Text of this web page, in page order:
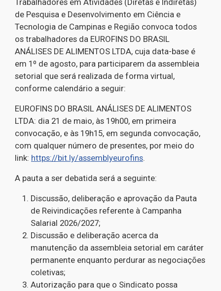
de Pesquisa e Desenvolvimento em Ciência e
Tecnologia de Campinas e Região convoca todos
os trabalhadores da EUROFINS DO BRASIL
ANÁLISES DE ALIMENTOS LTDA, cuja data-base é
em 1º de agosto, para participarem da assembleia
setorial que será realizada de forma virtual,
conforme calendário a seguir:
EUROFINS DO BRASIL ANÁLISES DE ALIMENTOS
LTDA: dia 21 de maio, às 19h00, em primeira
convocação, e às 19h15, em segunda convocação,
com qualquer número de presentes, por meio do
link: https://bit.ly/assemblyeurofins.
A pauta a ser debatida será a seguinte:
Discussão, deliberação e aprovação da Pauta
de Reivindicações referente à Campanha
Salarial 2026/2027;
Discussão e deliberação acerca da
manutenção da assembleia setorial em caráter
permanente enquanto perdurar as negociações
coletivas;
Autorização para que o Sindicato possa